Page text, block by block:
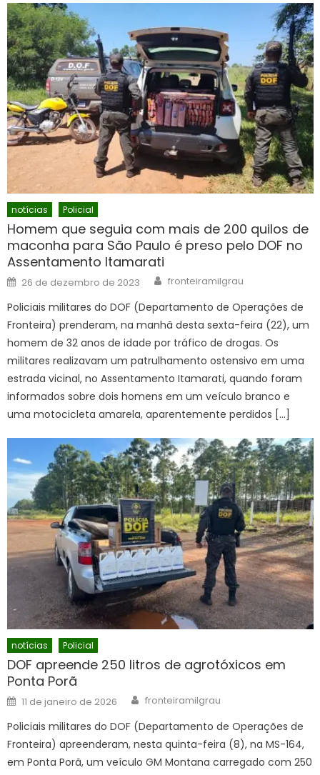
notícias Policial
Homem que seguia com mais de 200 quilos de
maconha para São Paulo é preso pelo DOF no
Assentamento Itamarati
Posted
on
26 de dezembro de 2023 Author
fronteiramilgrau
Policiais militares do DOF (Departamento de Operações de
Fronteira) prenderam, na manhã desta sexta-feira (22), um
homem de 32 anos de idade por tráfico de drogas. Os
militares realizavam um patrulhamento ostensivo em uma
estrada vicinal, no Assentamento Itamarati, quando foram
informados sobre dois homens em um veículo branco e
uma motocicleta amarela, aparentemente perdidos […]
notícias Policial
DOF apreende 250 litros de agrotóxicos em
Ponta Porã
Posted
on
11 de janeiro de 2026 Author
fronteiramilgrau
Policiais militares do DOF (Departamento de Operações de
Fronteira) apreenderam, nesta quinta-feira (8), na MS-164,
em Ponta Porã, um veículo GM Montana carregado com 250